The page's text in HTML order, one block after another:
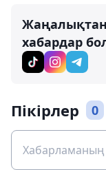
хабардар
Пікірлер 0